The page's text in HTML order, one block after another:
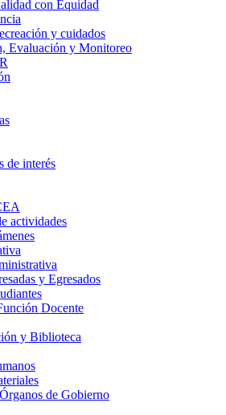
con Equidad
y cuidados
Evaluación y Monitoreo
de interés
actividades
y Egresados
Docente
y Biblioteca
de Gobierno